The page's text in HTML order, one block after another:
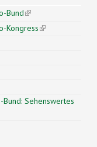
Bund(link is
external)
Kongress(link is
external)
external)
Sehenswertes